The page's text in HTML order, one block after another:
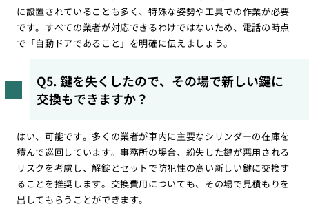
に設置されていることも多く、特殊な姿勢や工具での作業が必要
です。すべての業者が対応できるわけではないため、電話の時点
で「自動ドアであること」を明確に伝えましょう。
Q5. 鍵を失くしたので、その場で新しい鍵に
交換もできますか？
はい、可能です。多くの業者が車内に主要なシリンダーの在庫を
積んで巡回しています。事務所の場合、紛失した鍵が悪用される
リスクを考慮し、解錠とセットで防犯性の高い新しい鍵に交換す
ることを推奨します。交換費用についても、その場で見積もりを
出してもらうことができます。